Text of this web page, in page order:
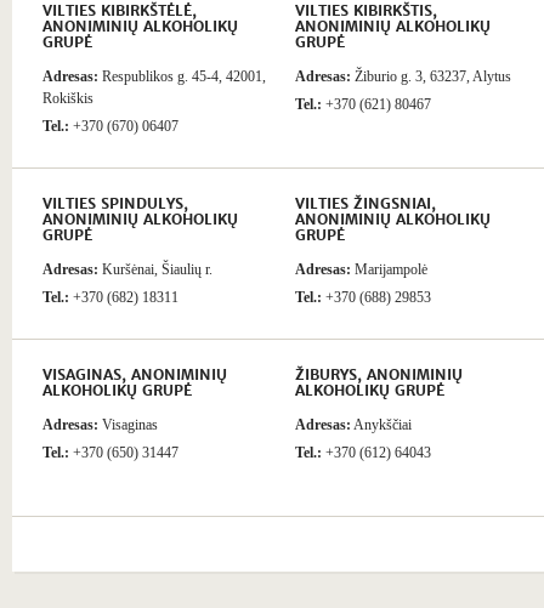
VILTIES KIBIRKŠTĖLĖ,
ANONIMINIŲ ALKOHOLIKŲ
GRUPĖ
Adresas: Respublikos g. 45-4, 42001,
Rokiškis
Tel.: +370 (670) 06407
VILTIES KIBIRKŠTIS,
ANONIMINIŲ ALKOHOLIKŲ
GRUPĖ
Adresas: Žiburio g. 3, 63237, Alytus
Tel.: +370 (621) 80467
VILTIES SPINDULYS,
ANONIMINIŲ ALKOHOLIKŲ
GRUPĖ
Adresas: Kuršėnai, Šiaulių r.
Tel.: +370 (682) 18311
VILTIES ŽINGSNIAI,
ANONIMINIŲ ALKOHOLIKŲ
GRUPĖ
Adresas: Marijampolė
Tel.: +370 (688) 29853
VISAGINAS, ANONIMINIŲ
ALKOHOLIKŲ GRUPĖ
Adresas: Visaginas
Tel.: +370 (650) 31447
ŽIBURYS, ANONIMINIŲ
ALKOHOLIKŲ GRUPĖ
Adresas: Anykščiai
Tel.: +370 (612) 64043